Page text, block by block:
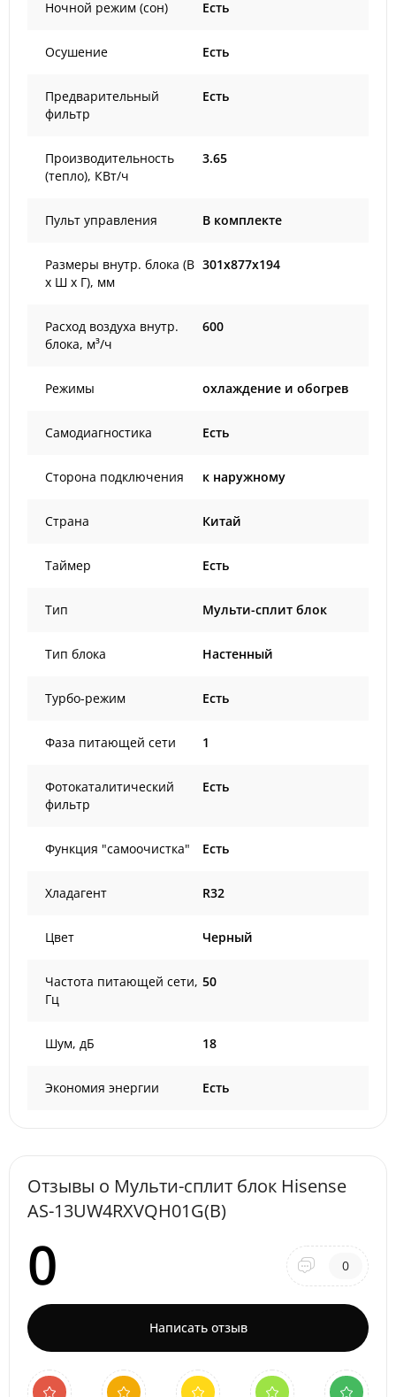
Ночной режим (сон) Есть
Осушение Есть
Предварительный
фильтр
Есть
Производительность
(тепло), КВт/ч
3.65
Пульт управления В комплекте
Размеры внутр. блока (В
х Ш х Г), мм
301x877x194
Расход воздуха внутр.
блока, м³/ч
600
Режимы охлаждение и обогрев
Самодиагностика Есть
Сторона подключения к наружному
Страна Китай
Таймер Есть
Тип Мульти-сплит блок
Тип блока Настенный
Турбо-режим Есть
Фаза питающей сети 1
Фотокаталитический
фильтр
Есть
Функция "самоочистка" Есть
Хладагент R32
Цвет Черный
Частота питающей сети,
Гц
50
Шум, дБ 18
Экономия энергии Есть
Отзывы о Мульти-сплит блок Hisense
AS-13UW4RXVQH01G(B)
0 0
Написать отзыв